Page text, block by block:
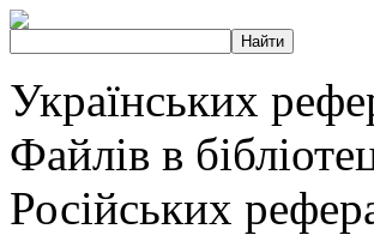
Українських
Файлів в
Російських